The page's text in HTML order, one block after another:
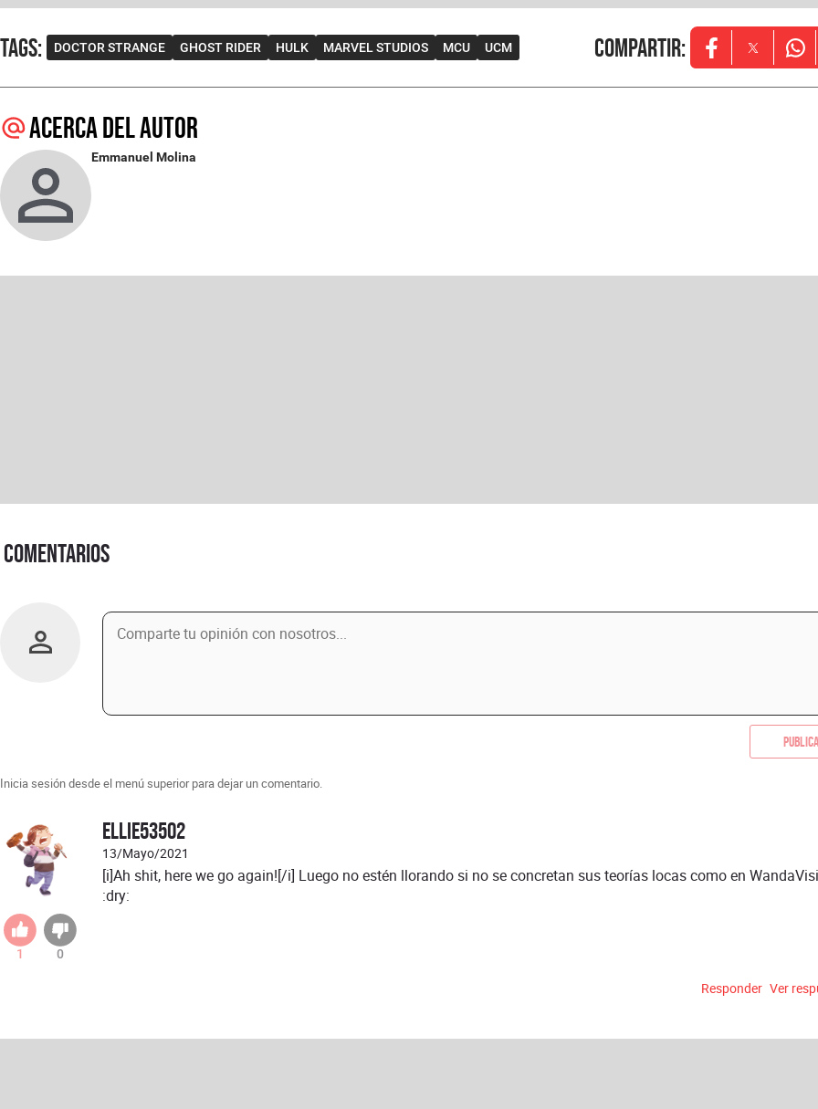
Tags: DOCTOR STRANGE GHOST RIDER HULK MARVEL STUDIOS MCU UCM Compartir: Opens in new
Opens in
Acerca del autor
Emmanuel Molina
Comentarios
Inicia sesión desde el menú superior para dejar un comentario.
Ellie53502
13/Mayo/2021
1 0
[i]Ah shit, here we go again![/i] Luego no estén llorando si no se concretan sus teorías locas como en
:dry:
Responder Ver